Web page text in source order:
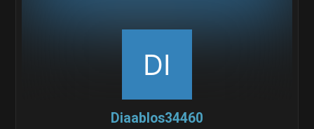
Diaablos34460